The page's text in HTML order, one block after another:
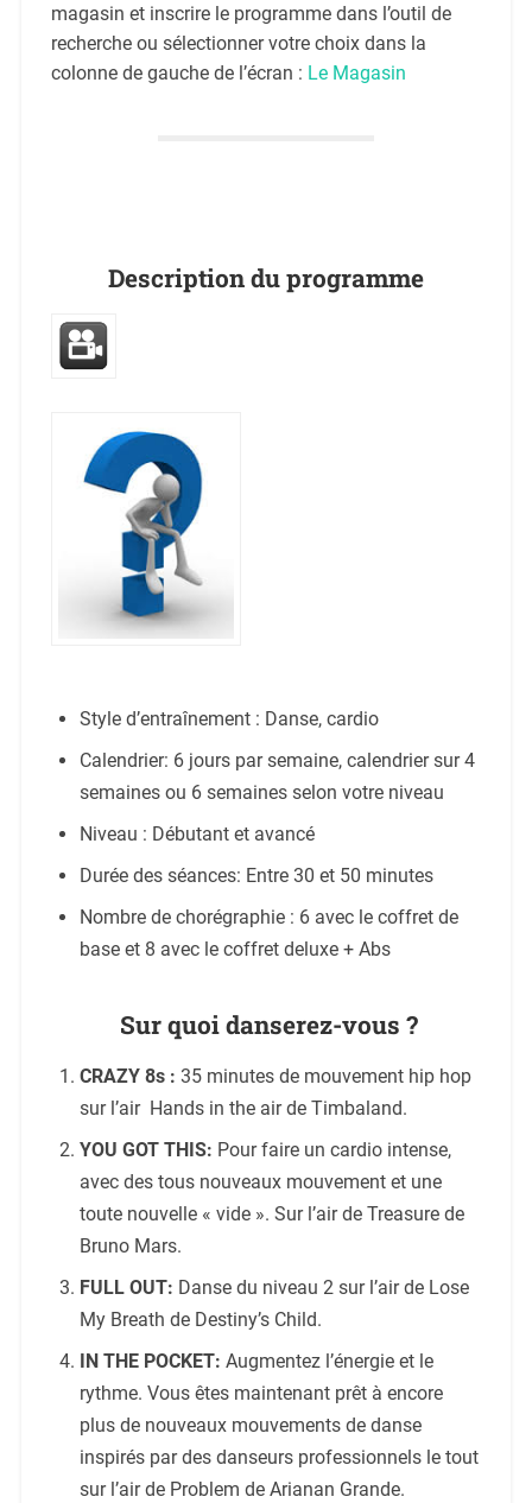
magasin et inscrire le programme dans l’outil de
recherche ou sélectionner votre choix dans la
colonne de gauche de l’écran : Le Magasin
Description du programme
Style d’entraînement : Danse, cardio
Calendrier: 6 jours par semaine, calendrier sur 4
semaines ou 6 semaines selon votre niveau
Niveau : Débutant et avancé
Durée des séances: Entre 30 et 50 minutes
Nombre de chorégraphie : 6 avec le coffret de
base et 8 avec le coffret deluxe + Abs
Sur quoi danserez-vous ?
CRAZY 8s : 35 minutes de mouvement hip hop
sur l’air Hands in the air de Timbaland.
YOU GOT THIS: Pour faire un cardio intense,
avec des tous nouveaux mouvement et une
toute nouvelle « vide ». Sur l’air de Treasure de
Bruno Mars.
FULL OUT: Danse du niveau 2 sur l’air de Lose
My Breath de Destiny’s Child.
IN THE POCKET: Augmentez l’énergie et le
rythme. Vous êtes maintenant prêt à encore
plus de nouveaux mouvements de danse
inspirés par des danseurs professionnels le tout
sur l’air de Problem de Arianan Grande.